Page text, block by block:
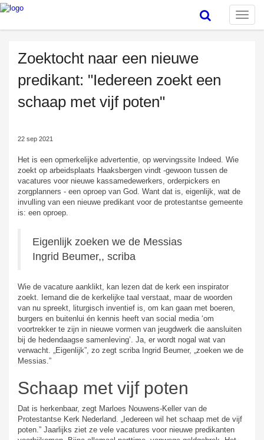
Toggle
Zoektocht naar een nieuwe
predikant: "Iedereen zoekt een
schaap met vijf poten"
22 sep 2021
Het is een opmerkelijke advertentie, op wervingssite Indeed. Wie
zoekt op arbeidsplaats Haaksbergen vindt -gewoon tussen de
vacatures voor nieuwe kassamedewerkers, orderpickers en
zorgplanners - een oproep van God. Want dat is, eigenlijk, wat de
invulling van een nieuwe predikant voor de protestantse gemeente
is: een oproep.
Eigenlijk zoeken we de Messias
Ingrid Beumer,, scriba
Wie de vacature aanklikt, kan lezen dat de kerk een inspirator
zoekt. Iemand die de kerkelijke taal verstaat, maar de woorden
van nu spreekt, liturgisch inventief is, om kan gaan met boeren,
burgers en buitenlui én kennis heeft van social media ‘om
voortrekker te zijn in nieuwe vormen van jeugdwerk die aansluiten
bij de hedendaagse samenleving’. Ja, er wordt nogal wat van
verwacht. „Eigenlijk”, zo zegt scriba Ingrid Beumer, „zoeken we de
Messias.”
Schaap met vijf poten
Dat is herkenbaar, zegt Marloes Nouwens-Keller van de
Protestantse Kerk Nederland. „Iedereen wil het schaap met de vijf
poten.” Jaarlijks ziet ze vele vacatures voor nieuwe predikanten